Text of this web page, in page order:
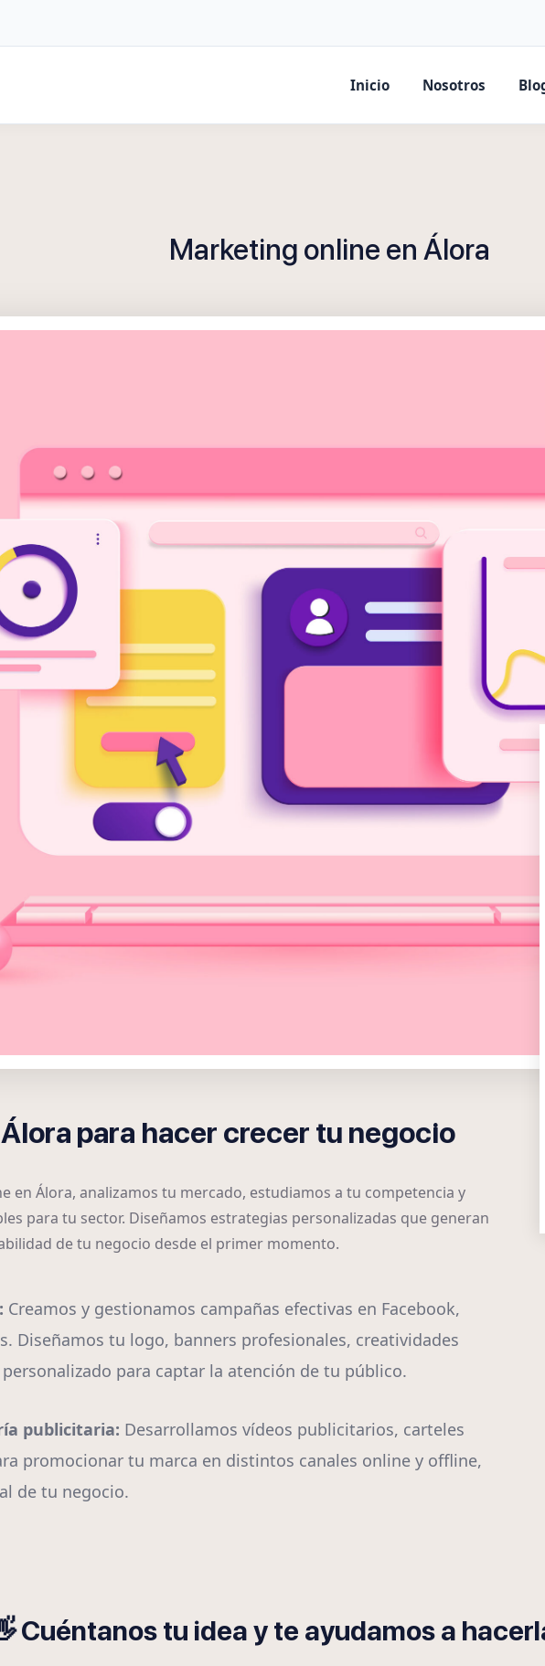
Inicio Nosotros
Marketing online en Álora
para hacer crecer tu negocio
en Álora, analizamos tu mercado, estudiamos a tu competencia y
para tu sector. Diseñamos estrategias personalizadas que generan
de tu negocio desde el primer momento.
Creamos y gestionamos campañas efectivas en Facebook,
Diseñamos tu logo, banners profesionales, creatividades
para captar la atención de tu público.
publicitaria: Desarrollamos vídeos publicitarios, carteles
promocionar tu marca en distintos canales online y offline,
de tu negocio.
Cuéntanos tu idea y te ayudamos a